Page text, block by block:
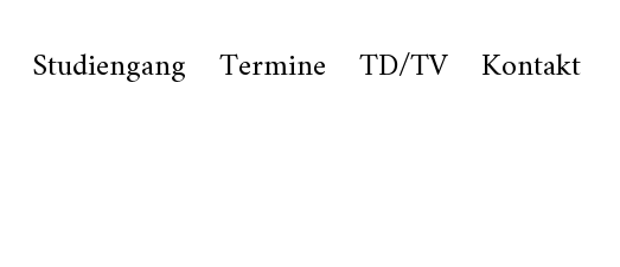
Studiengang Termine TD/TV Kontakt